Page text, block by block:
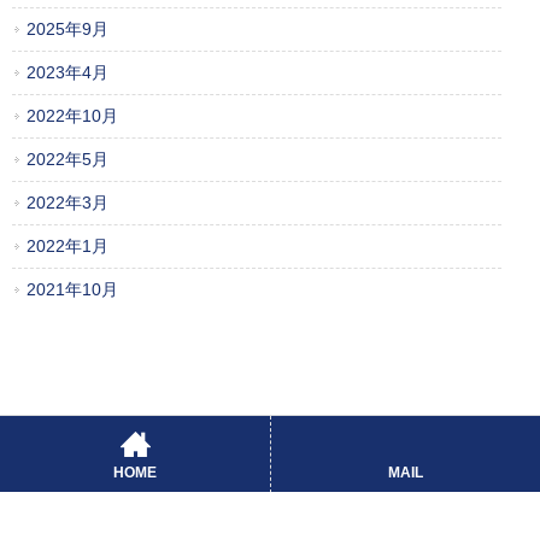
2025年9月
2023年4月
2022年10月
2022年5月
2022年3月
2022年1月
2021年10月
HOME MAIL